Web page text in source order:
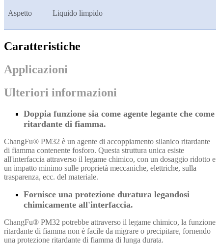
Aspetto Liquido limpido
Caratteristiche
Applicazioni
Ulteriori informazioni
Doppia funzione sia come agente legante che come
ritardante di fiamma.
ChangFu® PM32 è un agente di accoppiamento silanico ritardante
di fiamma contenente fosforo. Questa struttura unica esiste
all'interfaccia attraverso il legame chimico, con un dosaggio ridotto e
un impatto minimo sulle proprietà meccaniche, elettriche, sulla
trasparenza, ecc. del materiale.
Fornisce una protezione duratura legandosi
chimicamente all'interfaccia.
ChangFu® PM32 potrebbe attraverso il legame chimico, la funzione
ritardante di fiamma non è facile da migrare o precipitare, fornendo
una protezione ritardante di fiamma di lunga durata.